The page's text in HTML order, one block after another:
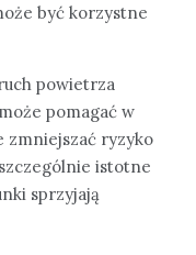
być korzystne
powietrza
pomagać w
zmniejszać ryzyko
istotne
sprzyjają